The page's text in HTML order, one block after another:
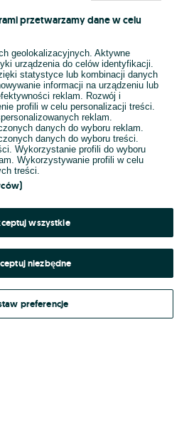
LUB
jednego z dostawców wskazanych powyżej,
OLX.pl w jego aktualnym brzmieniu.
przetwarzamy dane w celu
geolokalizacyjnych. Aktywne
urządzenia do celów identyfikacji.
statystyce lub kombinacji danych
informacji na urządzeniu lub
reklam. Rozwój i
profili w celu personalizacji treści.
reklam.
danych do wyboru reklam.
danych do wyboru treści.
Wykorzystanie profili do wyboru
Wykorzystywanie profili w celu
treści.
wszystkie
niezbędne
preferencje